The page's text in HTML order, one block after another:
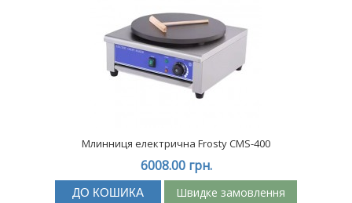
Млинниця електрична Frosty CMS-400
6008.00 грн.
ДО КОШИКА Швидке замовлення